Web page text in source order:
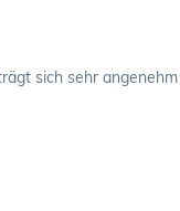
sich sehr